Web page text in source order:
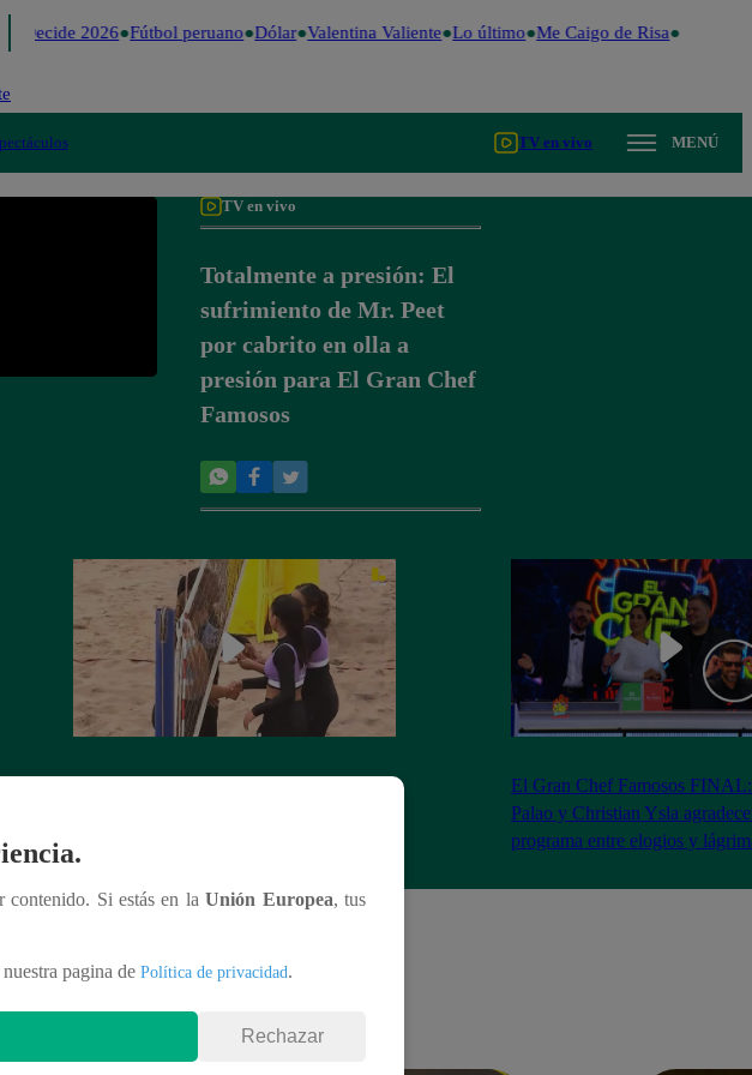
Decide 2026 Fútbol peruano Dólar Valentina Valiente Lo último Me Caigo de Risa Perú
TV en vivo MENÚ
TV en vivo
Totalmente a presión: El
sufrimiento de Mr. Peet
por cabrito en olla a
presión para El Gran Chef
Famosos
El Gran Chef Famosos
Palao y Christian Ysla
programa entre elogios y
contenido. Si estás en laUnión Europea, tus
pagina de Política de privacidad.
Rechazar